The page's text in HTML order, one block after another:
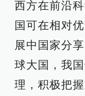
西方在前沿
国可在相对
展中国家分
球大国，我
理，积极把